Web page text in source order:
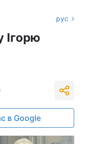
рус
Ігорю
в Google